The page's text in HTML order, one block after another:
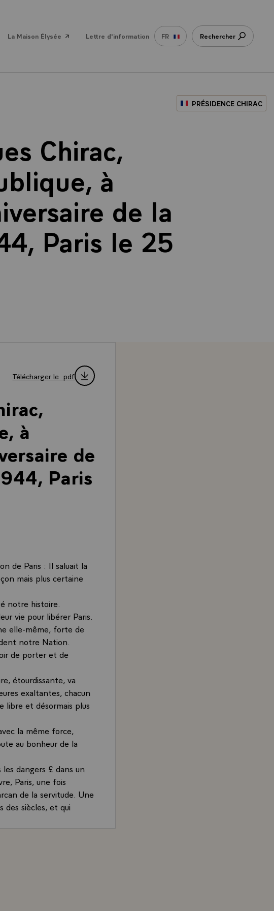
La Maison Élysée Lettre d'information FR Rechercher
PRÉSIDENCE CHIRAC
Chirac,
à
de la
Paris le 25
Télécharger le .pdf
à
de
Paris
de Paris : Il saluait la
mais plus certaine
notre histoire.
vie pour libérer Paris.
elle-même, forte de
notre Nation.
de porter et de
étourdissante, va
exaltantes, chacun
libre et désormais plus
la même force,
au bonheur de la
dangers £ dans un
Paris, une fois
de la servitude. Une
des siècles, et qui
d'un homme
Notre-Dame. Ce
général de GAULLE.
Chirac, Président de la République, à l'occasion du 60ème